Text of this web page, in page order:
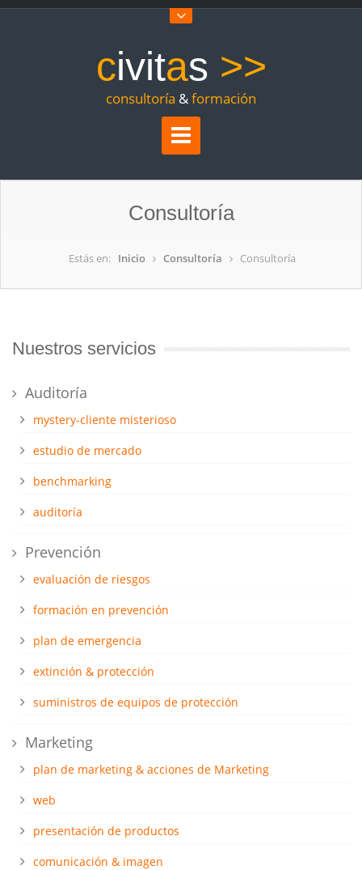
civitas >>
consultoría &formación
Consultoría
Estás en: Inicio Consultoría Consultoría
Nuestros servicios
Auditoría
mystery-cliente misterioso
estudio de mercado
benchmarking
auditoría
Prevención
evaluación de riesgos
formación en prevención
plan de emergencia
extinción & protección
suministros de equipos de protección
Marketing
plan de marketing & acciones de Marketing
web
presentación de productos
comunicación & imagen